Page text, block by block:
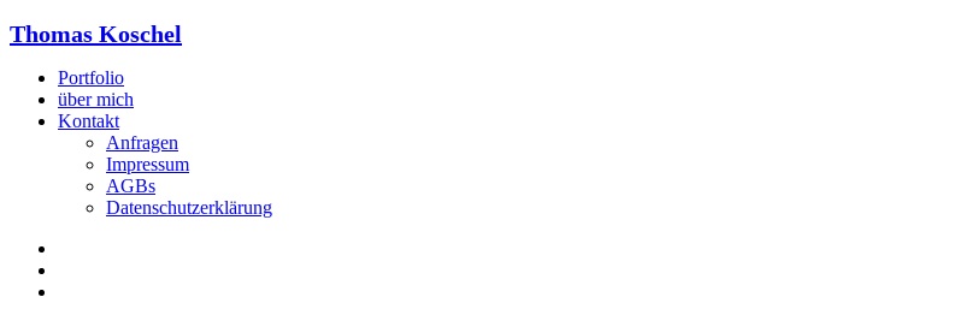
Thomas Koschel
Portfolio
über mich
Kontakt
Anfragen
Impressum
AGBs
Datenschutzerklärung